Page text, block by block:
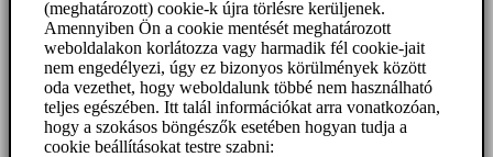
(meghatározott) cookie-k újra törlésre kerüljenek.
Amennyiben Ön a cookie mentését meghatározott
weboldalakon korlátozza vagy harmadik fél cookie-jait
nem engedélyezi, úgy ez bizonyos körülmények között
oda vezethet, hogy weboldalunk többé nem használható
teljes egészében. Itt talál információkat arra vonatkozóan,
hogy a szokásos böngészők esetében hogyan tudja a
cookie beállításokat testre szabni: